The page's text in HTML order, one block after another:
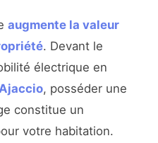
augmente la valeur
. Devant le
électrique en
, posséder une
constitue un
votre habitation.